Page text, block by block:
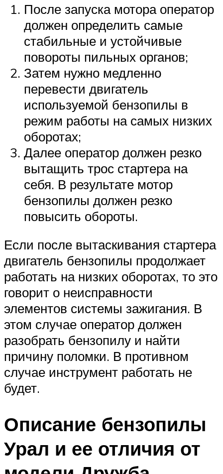
После запуска мотора оператор
должен определить самые
стабильные и устойчивые
повороты пильных органов;
Затем нужно медленно
перевести двигатель
используемой бензопилы в
режим работы на самых низких
оборотах;
Далее оператор должен резко
вытащить трос стартера на
себя. В результате мотор
бензопилы должен резко
повысить обороты.
Если после вытаскивания стартера
двигатель бензопилы продолжает
работать на низких оборотах, то это
говорит о неисправности
элементов системы зажигания. В
этом случае оператор должен
разобрать бензопилу и найти
причину поломки. В противном
случае инструмент работать не
будет.
Описание бензопилы
Урал и ее отличия от